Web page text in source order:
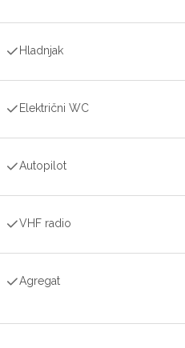
Hladnjak
Električni WC
Autopilot
VHF radio
Agregat